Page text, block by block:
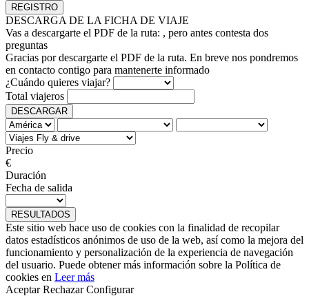
DESCARGA DE LA FICHA DE VIAJE
Vas a descargarte el PDF de la ruta: , pero antes contesta dos
preguntas
Gracias por descargarte el PDF de la ruta. En breve nos pondremos
en contacto contigo para mantenerte informado
¿Cuándo quieres viajar?
Total viajeros
DESCARGAR
Precio
€
Duración
Fecha de salida
RESULTADOS
Este sitio web hace uso de cookies con la finalidad de recopilar
datos estadísticos anónimos de uso de la web, así como la mejora del
funcionamiento y personalización de la experiencia de navegación
del usuario. Puede obtener más información sobre la Política de
cookies en Leer más
Aceptar Rechazar Configurar